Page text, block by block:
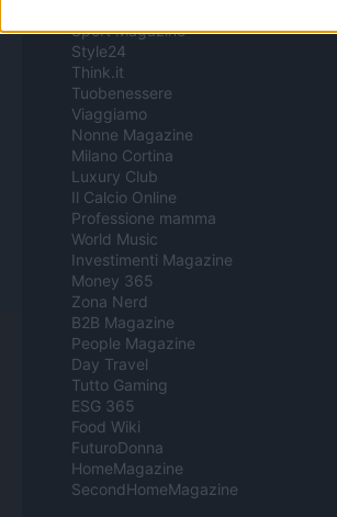
Sport Magazine
Style24
Think.it
Tuobenessere
Viaggiamo
Nonne Magazine
Milano Cortina
Luxury Club
Il Calcio Online
Professione mamma
World Music
Investimenti Magazine
Money 365
Zona Nerd
B2B Magazine
People Magazine
Day Travel
Tutto Gaming
ESG 365
Food Wiki
FuturoDonna
HomeMagazine
SecondHomeMagazine